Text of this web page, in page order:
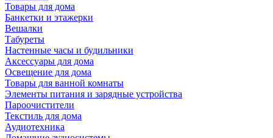
Товары для дома
Банкетки и этажерки
Вешалки
Табуреты
Настенные часы и будильники
Аксессуары для дома
Освещение для дома
Товары для ванной комнаты
Элементы питания и зарядные устройства
Пароочистители
Текстиль для дома
Аудиотехника